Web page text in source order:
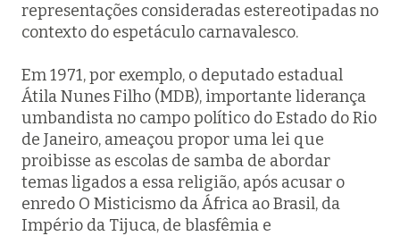
representações consideradas estereotipadas no
contexto do espetáculo carnavalesco.
Em 1971, por exemplo, o deputado estadual
Átila Nunes Filho (MDB), importante liderança
umbandista no campo político do Estado do Rio
de Janeiro, ameaçou propor uma lei que
proibisse as escolas de samba de abordar
temas ligados a essa religião, após acusar o
enredo O Misticismo da África ao Brasil, da
Império da Tijuca, de blasfêmia e